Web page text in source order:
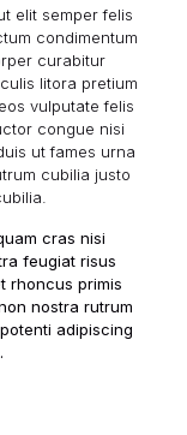
elit semper felis
condimentum
curabitur
litora pretium
vulputate felis
congue nisi
ut fames urna
cubilia justo
cras nisi
feugiat risus
rhoncus primis
nostra rutrum
adipiscing